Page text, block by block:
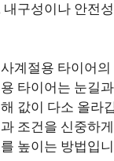
구성이나 안전
계절용 타이어의
타이어는 눈길
값이 다소 올라
조건을 신중하
높이는 방법입